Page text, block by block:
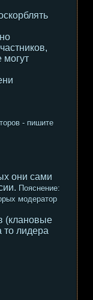
могут
- пишите
они сами
Пояснение:
модератор
(клановые
лидера